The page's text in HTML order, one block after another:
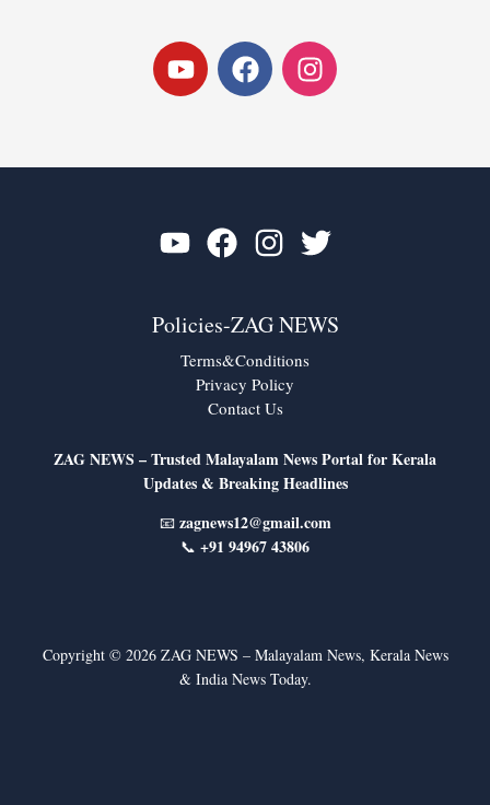
Y
o
u
F
a
b
k
I
n
a
a
Policies-ZAG NEWS
Terms&Conditions
Privacy Policy
Contact Us
ZAG NEWS – Trusted Malayalam News Portal for Kerala
Updates & Breaking Headlines
📧 zagnews12@gmail.com
📞 +91 94967 43806
Copyright © 2026 ZAG NEWS – Malayalam News, Kerala News
& India News Today.